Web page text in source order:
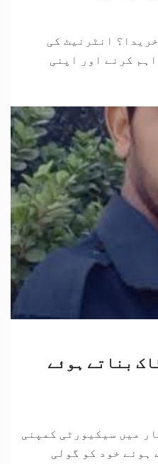
انٹرنیٹ کی
کرنے اور اپنی
بناتے ہوئے
میں سیکیورٹی کمپنی
ہوئے خود کو گولی